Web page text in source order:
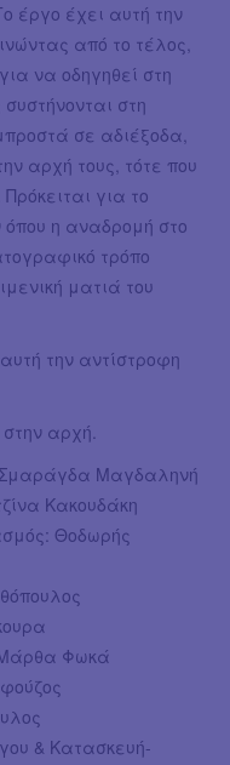
έργο έχει αυτή την
από το τέλος,
να οδηγηθεί στη
στη
σε αδιέξοδα,
αρχή τους, τότε που
για το
η αναδρομή στο
τρόπο
ματιά του
την αντίστροφη
στην αρχή.
Σμαράγδα Μαγδαληνή
Κακουδάκη
Θοδωρής
Φωκά
& Κατασκευή-